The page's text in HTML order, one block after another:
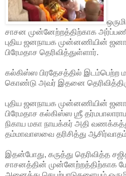
சாசன முன்னேற்றத்திற்காக
புதிய ஜனநாயக முன்னணியின்
பிரேமதாச தெரிவித்துள்ளார்.
கல்கிஸ்ஸ பிரதேசத்தில் இடம்பெற்ற
கொண்டு அவர் இதனை
புதிய ஜனநாயக முன்னணியின்
பிரேமதாச கல்கிஸ்ஸ ஶ்ரீ
நிகாய மகா நாயக்கர் அதி
தம்மாவாஸவை தரிசித்து
இதன்போது, கருத்து தெரிவித்த
சாசனத்தின் முன்னேற்றத்திற்காக